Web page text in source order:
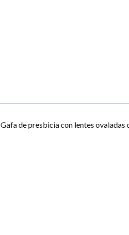
Gafa de presbicia con lentes